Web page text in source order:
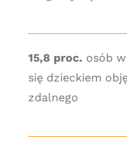
15,8 proc. osób
się dzieckiem
zdalnego